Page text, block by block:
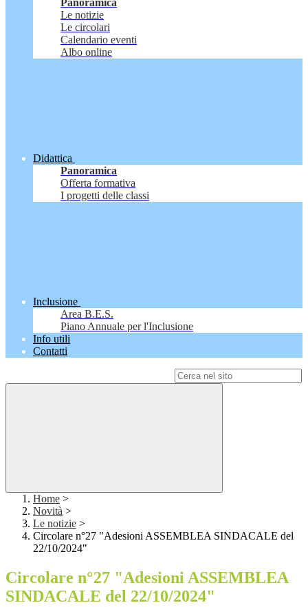
Panoramica
Le notizie
Le circolari
Calendario eventi
Albo online
Didattica
Panoramica
Offerta formativa
I progetti delle classi
Inclusione
Area B.E.S.
Piano Annuale per l'Inclusione
Info utili
Contatti
Home >
Novità >
Le notizie >
Circolare n°27 "Adesioni ASSEMBLEA SINDACALE del
22/10/2024"
Circolare n°27 "Adesioni ASSEMBLEA
SINDACALE del 22/10/2024"